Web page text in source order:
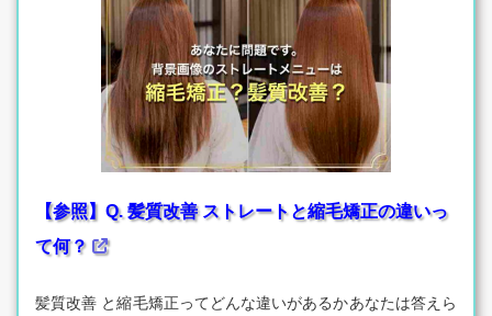
【参照】Q. 髪質改善 ストレートと縮毛矯正の違いっ
て何？
髪質改善 と縮毛矯正ってどんな違いがあるかあなたは答えら